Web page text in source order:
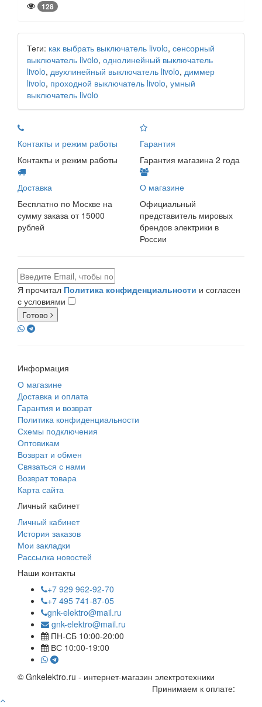
128
Теги: как выбрать выключатель livolo, сенсорный
выключатель livolo, однолинейный выключатель
livolo, двухлинейный выключатель livolo, диммер
livolo, проходной выключатель livolo, умный
выключатель livolo
Контакты и режим работы
Контакты и режим работы
Гарантия
Гарантия магазина 2 года
Доставка
Бесплатно по Москве на
сумму заказа от 15000
рублей
О магазине
Официальный
представитель мировых
брендов электрики в
России
Я прочитал Политика конфиденциальности и согласен
с условиями
Готово
Информация
О магазине
Доставка и оплата
Гарантия и возврат
Политика конфиденциальности
Схемы подключения
Оптовикам
Возврат и обмен
Связаться с нами
Возврат товара
Карта сайта
Личный кабинет
Личный кабинет
История заказов
Мои закладки
Рассылка новостей
Наши контакты
+7 929 962-92-70
+7 495 741-87-05
gnk-elektro@mail.ru
gnk-elektro@mail.ru
ПН-СБ 10:00-20:00
ВС 10:00-19:00
© Gnkelektro.ru - интернет-магазин электротехники
Принимаем к оплате: